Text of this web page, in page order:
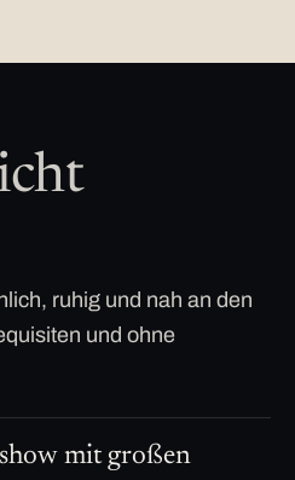
ruhig und nah an den
und ohne
mit großen